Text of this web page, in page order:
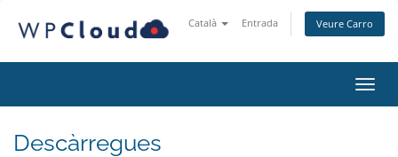
Català Entrada Veure Carro
Descàrregues